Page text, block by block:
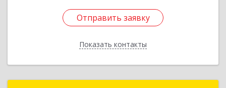
Отправить заявку
Показать контакты
Отправить заявку
Назад